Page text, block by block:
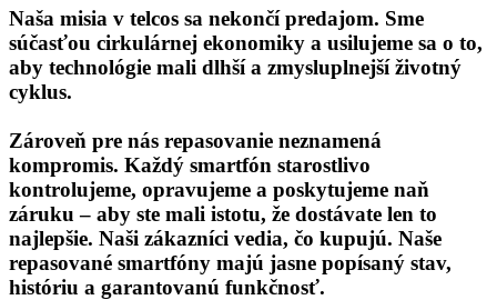
Naša misia v telcos sa nekončí predajom. Sme
súčasťou cirkulárnej ekonomiky a usilujeme sa o to,
aby technológie mali dlhší a zmysluplnejší životný
cyklus.
Zároveň pre nás repasovanie neznamená
kompromis. Každý smartfón starostlivo
kontrolujeme, opravujeme a poskytujeme naň
záruku – aby ste mali istotu, že dostávate len to
najlepšie. Naši zákazníci vedia, čo kupujú. Naše
repasované smartfóny majú jasne popísaný stav,
históriu a garantovanú funkčnosť.